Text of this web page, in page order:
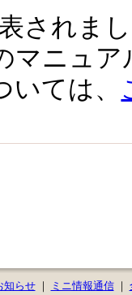
されま
マニュ
ては、
知らせ｜ ミニ情報通信｜